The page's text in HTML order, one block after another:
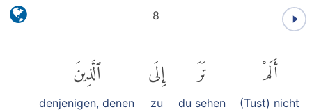
8
أَلَمْ
(Tust) nicht
تَرَ
du sehen
إِلَى
zu
ٱلَّذِينَ
denjenigen, denen